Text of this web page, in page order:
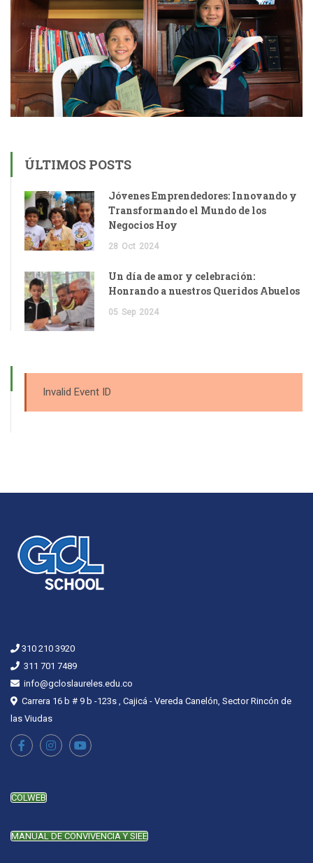
ÚLTIMOS POSTS
Jóvenes Emprendedores: Innovando y
Transformando el Mundo de los
Negocios Hoy
28 Oct 2024
Un día de amor y celebración:
Honrando a nuestros Queridos Abuelos
05 Sep 2024
Invalid Event ID
310 210 3920
311 701 7489
info@gcloslaureles.edu.co
Carrera 16 b # 9 b -123s , Cajicá - Vereda Canelón, Sector Rincón de
las Viudas
COLWEB
MANUAL DE CONVIVENCIA Y SIEE